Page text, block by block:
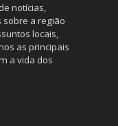
notícias,
a região
locais,
as principais
a vida dos